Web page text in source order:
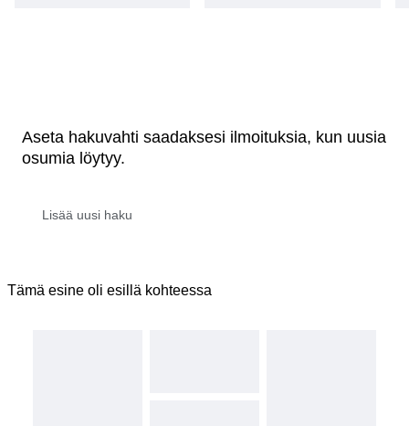
Aseta hakuvahti saadaksesi ilmoituksia, kun uusia
osumia löytyy.
Tämä esine oli esillä kohteessa